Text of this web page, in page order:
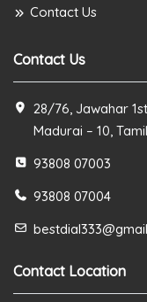
Contact Us
Contact Us
28/76, Jawahar
Madurai – 10,
93808 07003
93808 07004
Contact Location